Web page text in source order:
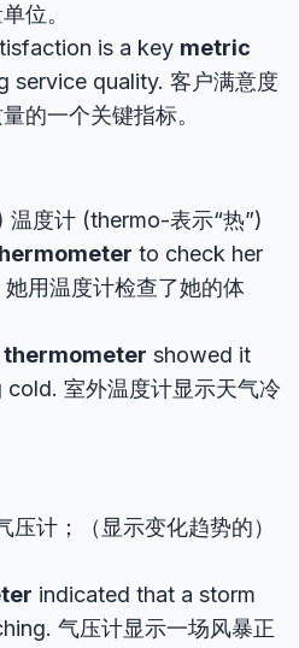
位。
is a key metric
service quality. 客户满意度
的一个关键指标。
温度计 (thermo-表示“热”)
to check her
用温度计检查了她的体
thermometer showed it
室外温度计显示天气冷
压计；（显示变化趋势的）
indicated that a storm
气压计显示一场风暴正